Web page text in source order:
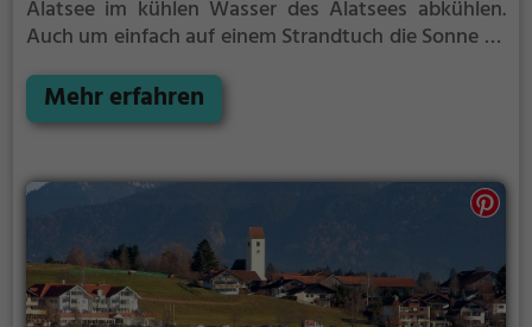
Alatsee im kühlen Wasser des Alatsees abkühlen.
Auch um einfach auf einem Strandtuch die Sonne zu
Platz. Denk aber immer daran, dich ausreichend vor
der Sonne zu schützen.
Mehr erfahren